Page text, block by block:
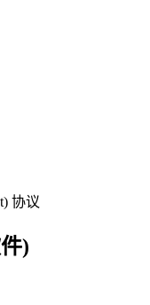
协议
)